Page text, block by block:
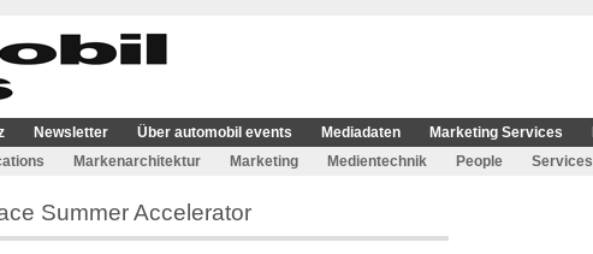
Newsletter Über automobil events Mediadaten Marketing Services
Markenarchitektur Marketing Medientechnik People Services
Summer Accelerator